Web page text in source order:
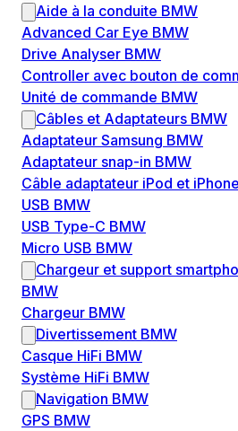
Aide à la conduite BMW
Advanced Car Eye BMW
Drive Analyser BMW
Controller avec bouton de
Unité de commande BMW
Câbles et Adaptateurs BMW
Adaptateur Samsung BMW
Adaptateur snap-in BMW
Câble adaptateur iPod et
USB BMW
USB Type-C BMW
Micro USB BMW
Chargeur et support
BMW
Chargeur BMW
Divertissement BMW
Casque HiFi BMW
Système HiFi BMW
Navigation BMW
GPS BMW